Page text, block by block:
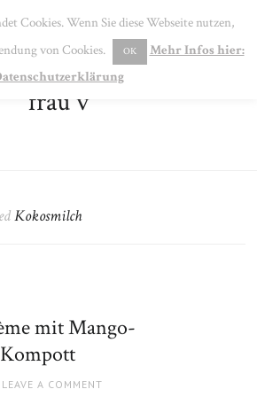
frau v
Kokosmilch
mit Mango-
LEAVE A COMMENT
Cookies. Wenn Sie diese Webseite nutzen,
von Cookies.
OK
Mehr Infos hier: